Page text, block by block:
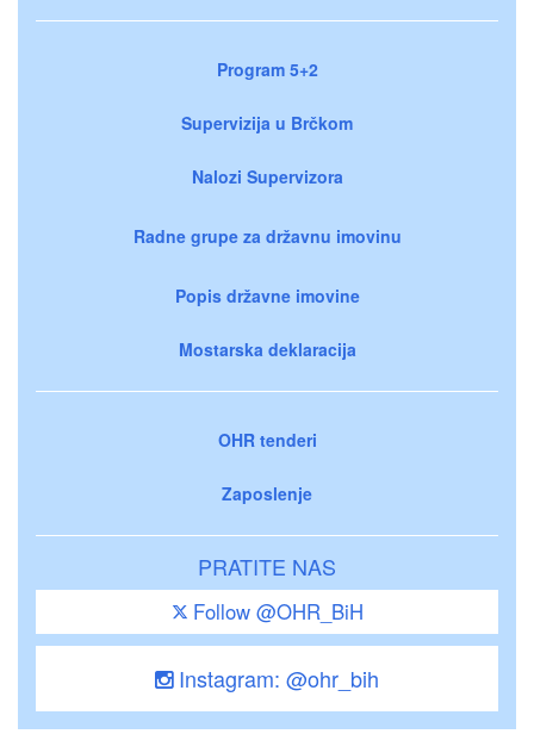
Program 5+2
Supervizija u Brčkom
Nalozi Supervizora
Radne grupe za državnu imovinu
Popis državne imovine
Mostarska deklaracija
OHR tenderi
Zaposlenje
PRATITE NAS
Follow @OHR_BiH
Instagram: @ohr_bih